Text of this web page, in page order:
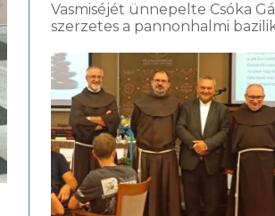
Vasmiséjét ünnepelte Csóka
szerzetes a pannonhalmi